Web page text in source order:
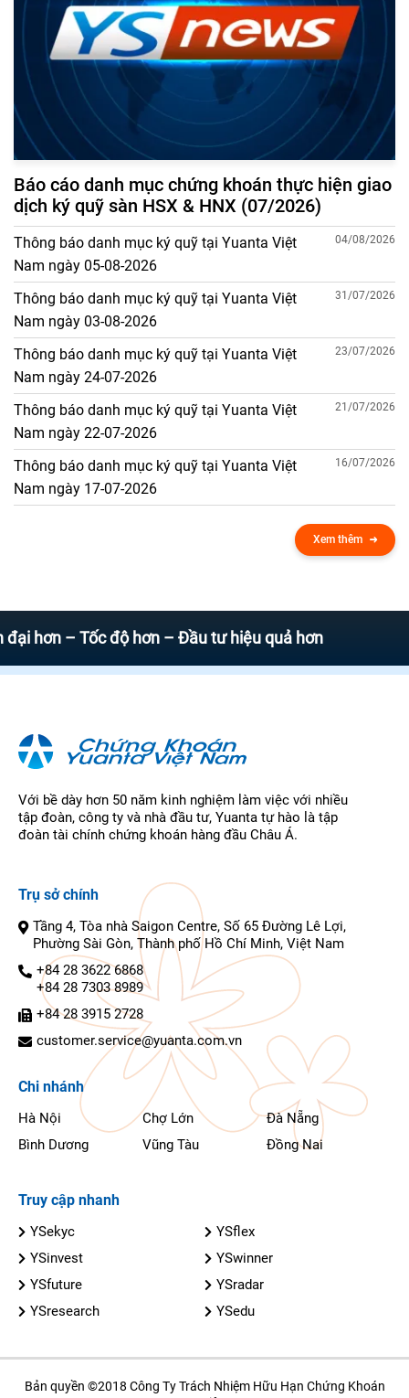
Báo cáo danh mục chứng khoán thực hiện giao
dịch ký quỹ sàn HSX & HNX (07/2026)
Thông báo danh mục ký quỹ tại Yuanta Việt
Nam ngày 05-08-2026
04/08/2026
Thông báo danh mục ký quỹ tại Yuanta Việt
Nam ngày 03-08-2026
31/07/2026
Thông báo danh mục ký quỹ tại Yuanta Việt
Nam ngày 24-07-2026
23/07/2026
Thông báo danh mục ký quỹ tại Yuanta Việt
Nam ngày 22-07-2026
21/07/2026
Thông báo danh mục ký quỹ tại Yuanta Việt
Nam ngày 17-07-2026
16/07/2026
Xem thêm
– Tốc độ hơn – Đầu tư hiệu quả hơn
Với bề dày hơn 50 năm kinh nghiệm làm việc với nhiều
tập đoàn, công ty và nhà đầu tư, Yuanta tự hào là tập
đoàn tài chính chứng khoán hàng đầu Châu Á.
Trụ sở chính
Tầng 4, Tòa nhà Saigon Centre, Số 65 Đường Lê Lợi,
Phường Sài Gòn, Thành phố Hồ Chí Minh, Việt Nam
+84 28 3622 6868
+84 28 7303 8989
+84 28 3915 2728
customer.service@yuanta.com.vn
Chi nhánh
Hà Nội Chợ Lớn
Đà Nẵng
Bình Dương
Vũng Tàu Đồng Nai
Truy cập nhanh
YSekyc
YSflex
YSinvest
YSwinner
YSfuture
YSradar
YSresearch
YSedu
Bản quyền ©2018 Công Ty Trách Nhiệm Hữu Hạn Chứng Khoán